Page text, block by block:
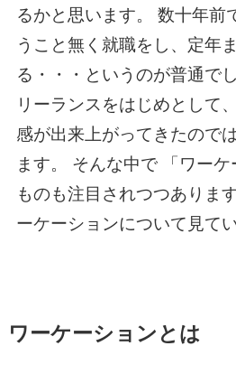
るかと思います。 数十年前
うこと無く就職をし、定年
る・・・というのが普通で
リーランスをはじめとして
感が出来上がってきたので
ます。 そんな中で 「ワーケ
ものも注目されつつありま
ーケーションについて見て
ワーケーションとは